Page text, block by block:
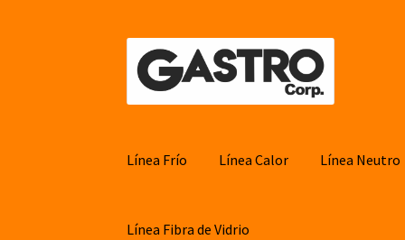
al
contenido
Línea Frío Línea Calor Línea Neutro
Línea Fibra de Vidrio